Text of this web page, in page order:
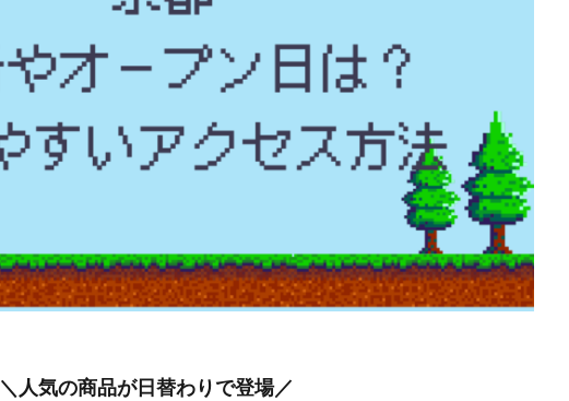
＼人気の商品が日替わりで登場／